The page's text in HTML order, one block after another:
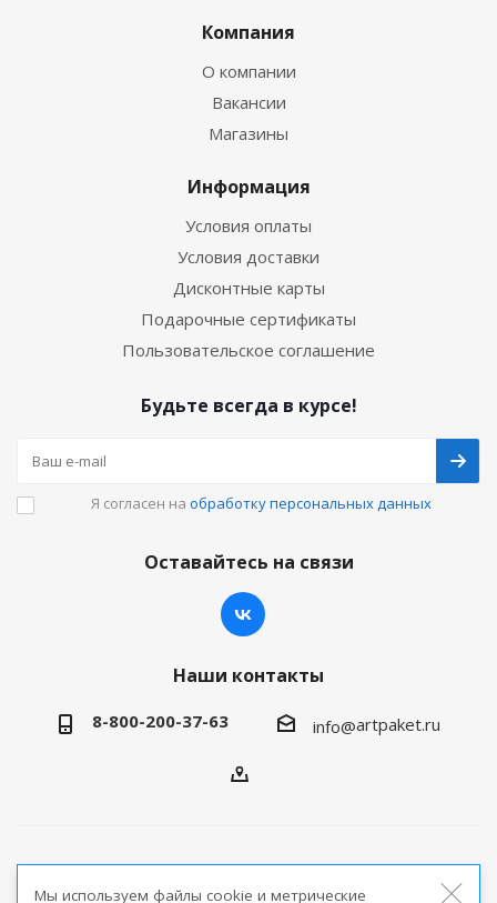
Компания
О компании
Вакансии
Магазины
Информация
Условия оплаты
Условия доставки
Дисконтные карты
Подарочные сертификаты
Пользовательское соглашение
Будьте всегда в курсе!
Я согласен на обработку персональных данных
Оставайтесь на связи
Наши контакты
8-800-200-37-63 info@artpaket.ru
Мы используем файлы cookie и метрические